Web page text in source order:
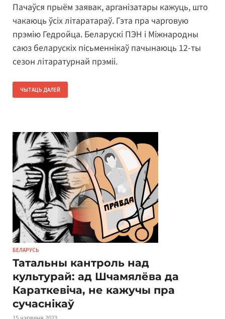
Пачаўся прыём заявак, арганізатары кажуць, што
чакаюць ўсіх літаратараў. Гэта пра чарговую
прэмію Гедройца. Беларускі ПЭН і Міжнародны
саюз беларускіх пісьменнікаў пачынаюць 12-ты
сезон літаратурнай прэміі.
ЧЫТАЦЬ ДАЛЕЙ
БЕЛАРУСЬ
Татальны кантроль над
культурай: ад Шчамялёва да
Караткевіча, не кажучы пра
сучаснікаў